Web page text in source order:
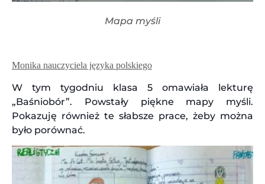
Mapa myśli
Monika nauczyciela języka polskiego
W tym tygodniu klasa 5 omawiała lekturę
„Baśniobór”. Powstały piękne mapy myśli.
Pokazuję również te słabsze prace, żeby można
było porównać.